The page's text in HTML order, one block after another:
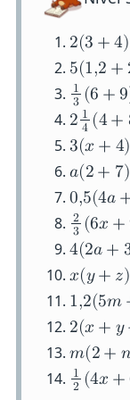
2(3 +4)
5(1,2 +
1
3 (6 +9
2 1
4 (4+
3(𝑥+ 4)
𝑎(2+ 7)
0,5(4𝑎
2
3 (6𝑥+
4(2𝑎+
𝑥(𝑦+ 𝑧)
1,2(5𝑚
2(𝑥+ 𝑦
𝑚(2+ 𝑛
1
2 (4𝑥+